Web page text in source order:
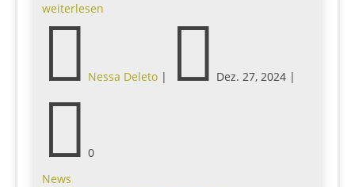
weiterlesen
 Nessa Deleto|  Dez. 27, 2024|
 0
News